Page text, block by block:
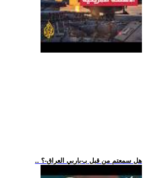
.. هل سمعتم من قبل بـ-باربي العراق-؟